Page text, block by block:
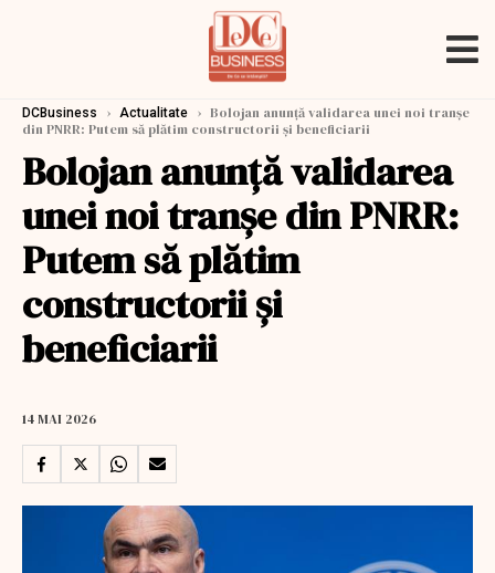
DCBusiness › Actualitate › Bolojan anunță validarea unei noi tranșe
din PNRR: Putem să plătim constructorii şi beneficiarii
Bolojan anunță validarea
unei noi tranșe din PNRR:
Putem să plătim
constructorii şi
beneficiarii
14 MAI 2026